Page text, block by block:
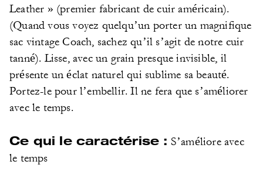
Leather » (premier fabricant de cuir américain).
(Quand vous voyez quelqu’un porter un magnifique
sac vintage Coach, sachez qu’il s’agit de notre cuir
tanné). Lisse, avec un grain presque invisible, il
présente un éclat naturel qui sublime sa beauté.
Portez-le pour l’embellir. Il ne fera que s’améliorer
avec le temps.
Ce qui le caractérise : S’améliore avec
le temps